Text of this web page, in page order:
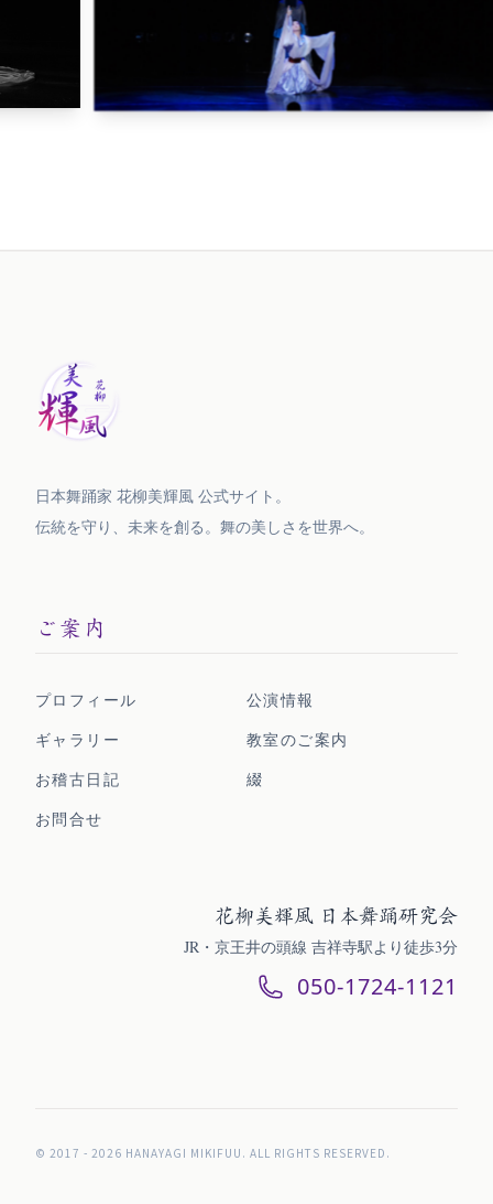
日本舞踊家 花柳美輝風 公式サイト。
伝統を守り、未来を創る。舞の美しさを世界へ。
ご案内
プロフィール
公演情報
ギャラリー
教室のご案内
お稽古日記
綴
お問合せ
花柳美輝風 日本舞踊研究会
JR・京王井の頭線 吉祥寺駅より徒歩3分
050-1724-1121
© 2017 - 2026 HANAYAGI MIKIFUU. ALL RIGHTS RESERVED.